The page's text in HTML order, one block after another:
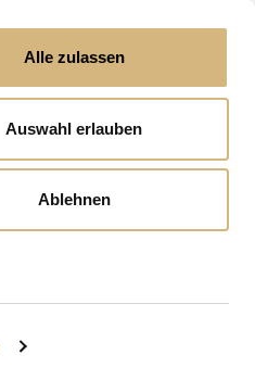
Alle zulassen
Auswahl erlauben
Ablehnen